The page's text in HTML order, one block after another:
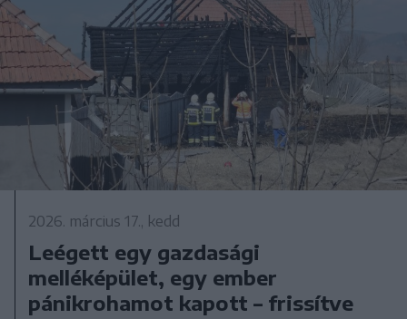
2026. március 17., kedd
Leégett egy gazdasági
melléképület, egy ember
pánikrohamot kapott – frissítve